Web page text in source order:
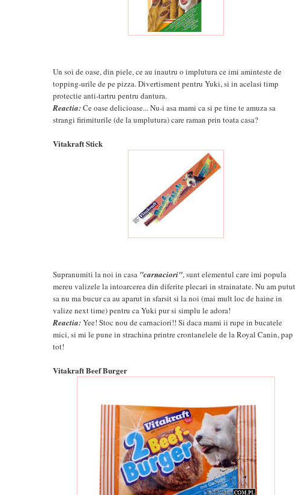
Un soi de oase, din piele, ce au inautru o implutura ce imi aminteste de
topping-urile de pe pizza. Divertisment pentru Yuki, si in acelasi timp
protectie anti-tartru pentru dantura.
Reactia:Ce oase delicioase... Nu-i asa mami ca si pe tine te amuza sa
strangi firimiturile (de la umplutura) care raman prin toata casa?
Vitakraft Stick
Supranumiti la noi in casa "carnaciori", sunt elementul care imi popula
mereu valizele la intoarcerea din diferite plecari in strainatate. Nu am putut
sa nu ma bucur ca au aparut in sfarsit si la noi (mai mult loc de haine in
valize next time) pentru ca Yuki pur si simplu le adora!
Reactia:Yee! Stoc nou de carnaciori!! Si daca mami ii rupe in bucatele
mici, si mi le pune in strachina printre crontanelele de la Royal Canin, pap
tot!
Vitakraft Beef Burger